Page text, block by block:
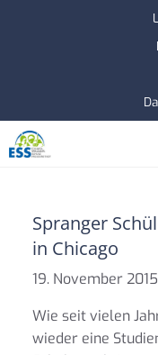
Spranger
in Chicago
19. November 2015
Wie seit vielen
wieder eine